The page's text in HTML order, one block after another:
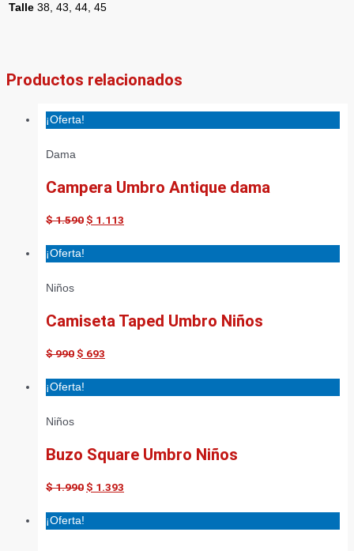
Talle 38, 43, 44, 45
Productos relacionados
¡Oferta!
Dama
Campera Umbro Antique dama
$1.590 $ 1.113
¡Oferta!
Niños
Camiseta Taped Umbro Niños
$990 $ 693
¡Oferta!
Niños
Buzo Square Umbro Niños
$1.990 $ 1.393
¡Oferta!